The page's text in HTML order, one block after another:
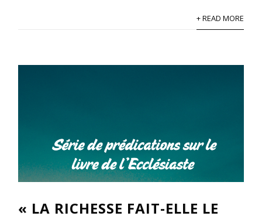
+ READ MORE
« LA RICHESSE FAIT-ELLE LE